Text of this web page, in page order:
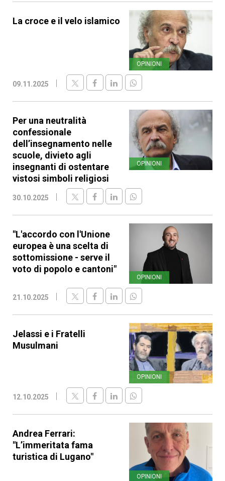
La croce e il velo islamico
OPINIONI
09.11.2025
Per una neutralità
confessionale
dell’insegnamento nelle
scuole, divieto agli
insegnanti di ostentare
vistosi simboli religiosi
OPINIONI
30.10.2025
"L'accordo con l'Unione
europea è una scelta di
sottomissione - serve il
voto di popolo e cantoni"
OPINIONI
21.10.2025
Jelassi e i Fratelli
Musulmani
OPINIONI
12.10.2025
Andrea Ferrari:
"L’immeritata fama
turistica di Lugano"
OPINIONI